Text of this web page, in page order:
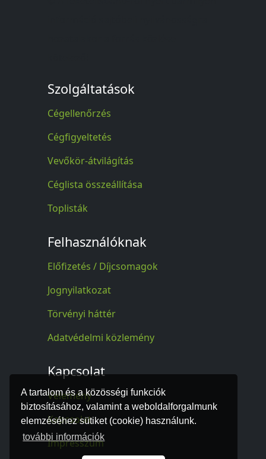
A tartalom és a közösségi funkciók
biztosításához, valamint a weboldalforgalmunk
elemzéséhez sütiket (cookie) használunk.
további információk
Szolgáltatások
Cégellenőrzés
Cégfigyeltetés
Vevőkör-átvilágítás
Céglista összeállítása
Toplisták
Felhasználóknak
Előfizetés / Díjcsomagok
Jognyilatkozat
Törvényi háttér
Adatvédelmi közlemény
Kapcsolat
Vélemény
Kapcsolat
Impresszum